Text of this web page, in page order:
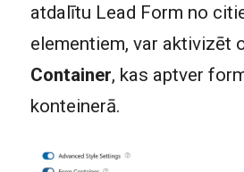
atdalītu Lead Form no
elementiem, var aktivizēt
Container, kas aptver
konteinerā.